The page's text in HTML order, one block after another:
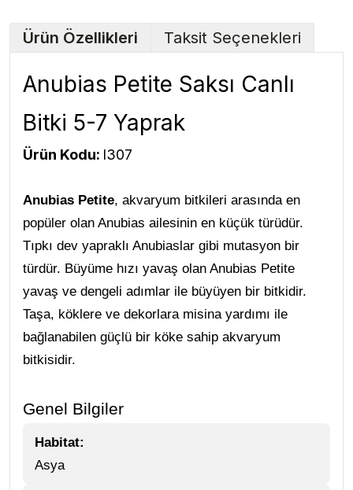
Ürün Özellikleri Taksit Seçenekleri
Anubias Petite Saksı Canlı
Bitki 5-7 Yaprak
Ürün Kodu: l307
Anubias Petite, akvaryum bitkileri arasında en
popüler olan Anubias ailesinin en küçük türüdür.
Tıpkı dev yapraklı Anubiaslar gibi mutasyon bir
türdür. Büyüme hızı yavaş olan Anubias Petite
yavaş ve dengeli adımlar ile büyüyen bir bitkidir.
Taşa, köklere ve dekorlara misina yardımı ile
bağlanabilen güçlü bir köke sahip akvaryum
bitkisidir.
Genel Bilgiler
Habitat:
Asya